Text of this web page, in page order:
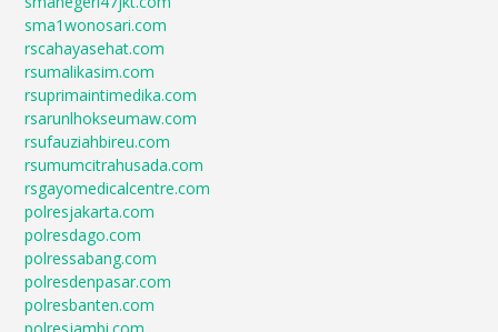
sma1wonosari.com
rscahayasehat.com
rsumalikasim.com
rsuprimaintimedika.com
rsarunlhokseumaw.com
rsufauziahbireu.com
rsumumcitrahusada.com
rsgayomedicalcentre.com
polresjakarta.com
polresdago.com
polressabang.com
polresdenpasar.com
polresbanten.com